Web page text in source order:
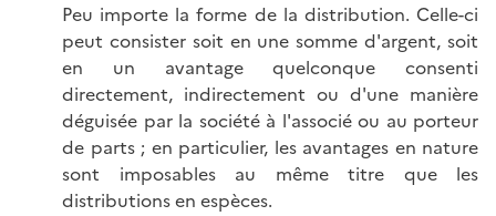
Peu importe la forme de la distribution. Celle-ci
peut consister soit en une somme d'argent, soit
en un avantage quelconque consenti
directement, indirectement ou d'une manière
déguisée par la société à l'associé ou au porteur
de parts ; en particulier, les avantages en nature
sont imposables au même titre que les
distributions en espèces.